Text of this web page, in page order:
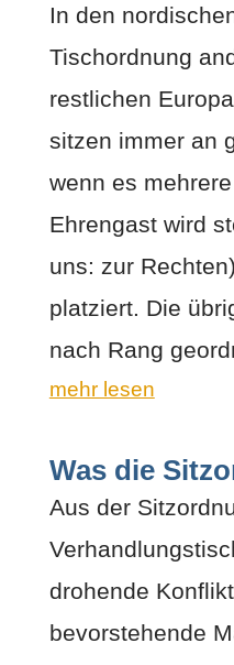
In den
Tischordnung
restlichen
sitzen immer an
wenn es
Ehrengast wird
uns: zur
platziert. Die
nach Rang
mehr lesen
Was die
Aus der
drohende
bevorstehende